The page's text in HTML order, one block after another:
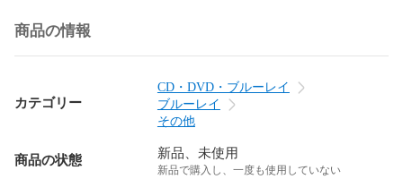
商品の情報
カテゴリー
CD・DVD・ブルーレイ
ブルーレイ
その他
商品の状態 新品、未使用
新品で購入し、一度も使用していない